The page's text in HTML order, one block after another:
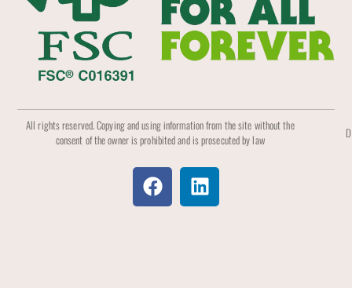
All rights reserved. Copying and using information from the site without the
consent of the owner is prohibited and is prosecuted by law